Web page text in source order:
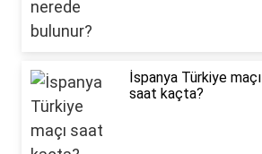
İspanya Türkiye maçı
saat kaçta?